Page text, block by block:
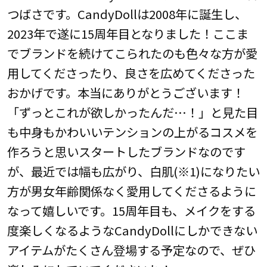
つばさです。CandyDollは2008年に誕生し、
2023年で遂に15周年目となりました！ここま
でブランドを続けてこられたのも色々な方が愛
用してくださったり、良さを広めてくださった
おかげです。本当にありがとうございます！
「ずっとこれが欲しかったんだ…！」と見た目
も中身もかわいいテンションの上がるコスメを
作ろうと思いスタートしたブランドなのです
が、最近では幅も広がり、白肌(※1)になりたい
方が男女年齢関係なく愛用してくださるように
なって嬉しいです。15周年目も、メイクをする
度楽しくなるようなCandyDollにしかできない
アイテムがたくさん登場する予定なので、ぜひ